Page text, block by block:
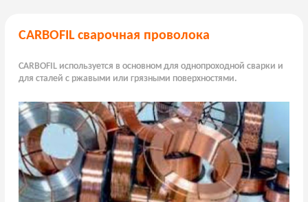
CARBOFIL сварочная проволока
CARBOFIL используется в основном для однопроходной сварки и
для сталей с ржавыми или грязными поверхностями.